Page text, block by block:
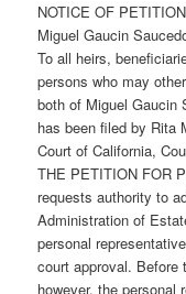
NOTICE OF
Miguel Gaucin
To all heirs,
persons who may
both of Miguel Gaucin
has been filed by Rita
Court of California,
THE PETITION FOR
requests authority to
Administration of
personal
court approval. Before
however, the personal